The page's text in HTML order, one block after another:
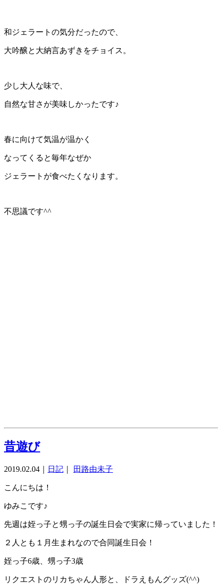
和ジェラートの気分だったので、
大吟醸と大納言あずきをチョイス。
少し大人な味で、
自然な甘さが美味しかったです♪
春に向けて気温が温かく
なってくると毎年なぜか
ジェラートが食べたくなります。
不思議です^^
昔遊び
2019.02.04 日記 田路由未子
こんにちは！
ゆみこです♪
先週は姪っ子と甥っ子の誕生日会で実家に帰っていました！
２人とも１月生まれなので合同誕生日会！
姪っ子6歳、甥っ子3歳
リクエストのリカちゃん人形と、ドラえもんグッズ(^^)